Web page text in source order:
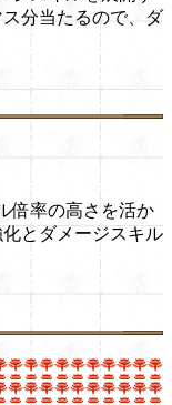
分当たるので、ダ
倍率の高さを活か
とダメージスキル